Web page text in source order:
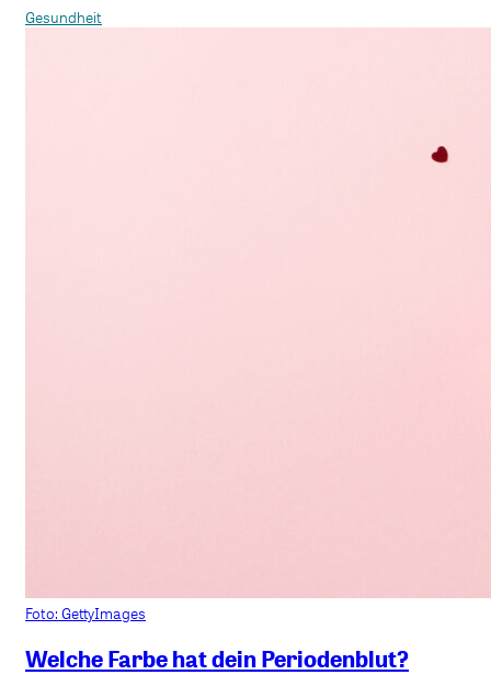
Gesundheit
Foto: GettyImages
Welche Farbe hat dein Periodenblut?